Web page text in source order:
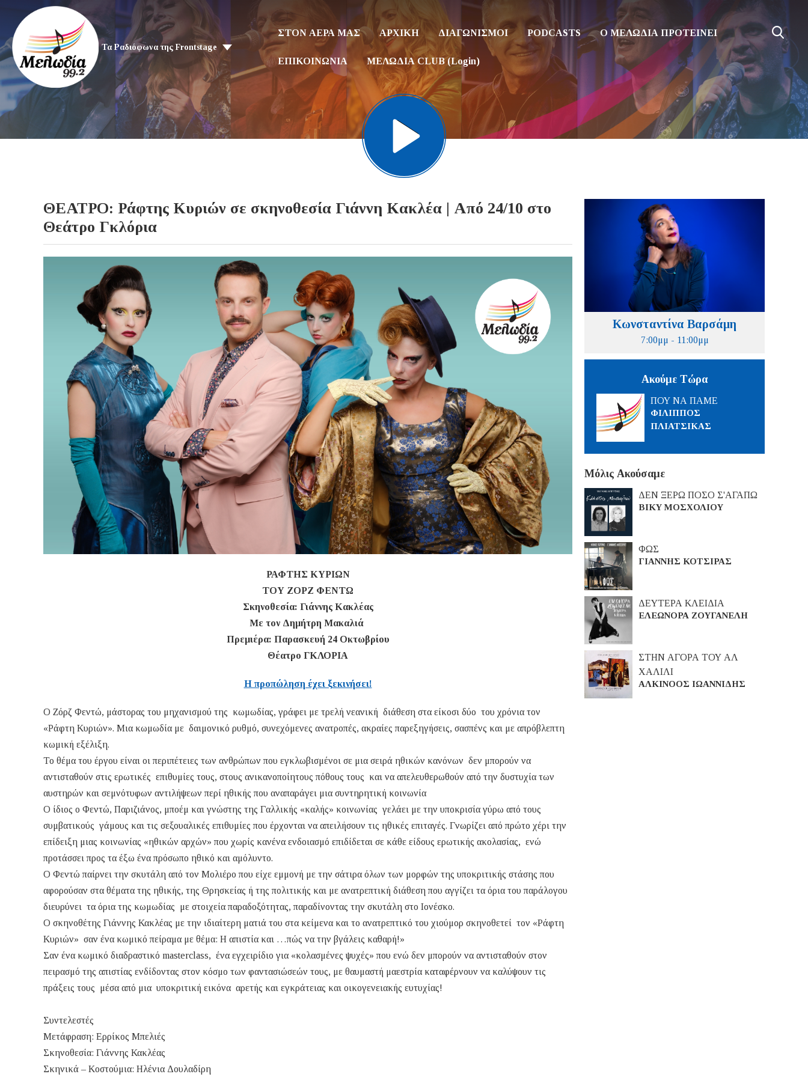
Τα Ραδιόφωνα της Frontstage
ΣΤΟΝ ΑΕΡΑ ΜΑΣ ΑΡΧΙΚΗ ΔΙΑΓΩΝΙΣΜΟΙ PODCASTS Ο ΜΕΛΩΔΙΑ ΠΡΟΤΕΙΝΕΙ
ΕΠΙΚΟΙΝΩΝΙΑ ΜΕΛΩΔΙΑ CLUB (Login)
ΘΕΑΤΡΟ: Ράφτης Κυριών σε σκηνοθεσία Γιάννη Κακλέα | Από 24/10 στο
Θεάτρο Γκλόρια
ΡΑΦΤΗΣ ΚΥΡΙΩΝ
ΤΟΥ ΖΟΡΖ ΦΕΝΤΩ
Σκηνοθεσία: Γιάννης Κακλέας
Με τον Δημήτρη Μακαλιά
Πρεμιέρα: Παρασκευή 24 Οκτωβρίου
Θέατρο ΓΚΛΟΡΙΑ
H προπώληση έχει ξεκινήσει!
Ο Ζόρζ Φεντώ, μάστορας του μηχανισμού της κωμωδίας, γράφει με τρελή νεανική διάθεση στα είκοσι δύο του χρόνια τον
«Ράφτη Κυριών». Μια κωμωδία με δαιμονικό ρυθμό, συνεχόμενες ανατροπές, ακραίες παρεξηγήσεις, σασπένς και με απρόβλεπτη
κωμική εξέλιξη.
Το θέμα του έργου είναι οι περιπέτειες των ανθρώπων που εγκλωβισμένοι σε μια σειρά ηθικών κανόνων δεν μπορούν να
αντισταθούν στις ερωτικές επιθυμίες τους, στους ανικανοποίητους πόθους τους και να απελευθερωθούν από την δυστυχία των
αυστηρών και σεμνότυφων αντιλήψεων περί ηθικής που αναπαράγει μια συντηρητική κοινωνία
Ο ίδιος ο Φεντώ, Παριζιάνος, μποέμ και γνώστης της Γαλλικής «καλής» κοινωνίας γελάει με την υποκρισία γύρω από τους
συμβατικούς γάμους και τις σεξουαλικές επιθυμίες που έρχονται να απειλήσουν τις ηθικές επιταγές. Γνωρίζει από πρώτο χέρι την
επίδειξη μιας κοινωνίας «ηθικών αρχών» που χωρίς κανένα ενδοιασμό επιδίδεται σε κάθε είδους ερωτικής ακολασίας, ενώ
προτάσσει προς τα έξω ένα πρόσωπο ηθικό και αμόλυντο.
Ο Φεντώ παίρνει την σκυτάλη από τον Μολιέρο που είχε εμμονή με την σάτιρα όλων των μορφών της υποκριτικής στάσης που
αφορούσαν στα θέματα της ηθικής, της Θρησκείας ή της πολιτικής και με ανατρεπτική διάθεση που αγγίζει τα όρια του παράλογου
διευρύνει τα όρια της κωμωδίας με στοιχεία παραδοξότητας, παραδίνοντας την σκυτάλη στο Ιονέσκο.
Ο σκηνοθέτης Γιάννης Κακλέας με την ιδιαίτερη ματιά του στα κείμενα και το ανατρεπτικό του χιούμορ σκηνοθετεί τον «Ράφτη
Κυριών» σαν ένα κωμικό πείραμα με θέμα: Η απιστία και …πώς να την βγάλεις καθαρή!»
Σαν ένα κωμικό διαδραστικό masterclass, ένα εγχειρίδιο για «κολασμένες ψυχές» που ενώ δεν μπορούν να αντισταθούν στον
πειρασμό της απιστίας ενδίδοντας στον κόσμο των φαντασιώσεών τους, με θαυμαστή μαεστρία καταφέρνουν να καλύψουν τις
πράξεις τους μέσα από μια υποκριτική εικόνα αρετής και εγκράτειας και οικογενειακής ευτυχίας!
Συντελεστές
Μετάφραση: Ερρίκος Μπελιές
Σκηνοθεσία: Γιάννης Κακλέας
Σκηνικά – Κοστούμια: Ηλένια Δουλαδίρη
Κωνσταντίνα Βαρσάμη
7:00μμ - 11:00μμ
Ακούμε Τώρα
ΠΟΥ ΝΑ ΠΑΜΕ
ΦΙΛΙΠΠΟΣ
ΠΛΙΑΤΣΙΚΑΣ
Μόλις Ακούσαμε
ΔΕΝ ΞΕΡΩ ΠΟΣΟ Σ'ΑΓΑΠΩ
ΒΙΚΥ ΜΟΣΧΟΛΙΟΥ
ΦΩΣ
ΓΙΑΝΝΗΣ ΚΟΤΣΙΡΑΣ
ΔΕΥΤΕΡΑ ΚΛΕΙΔΙΑ
ΕΛΕΩΝΟΡΑ ΖΟΥΓΑΝΕΛΗ
ΣΤΗΝ ΑΓΟΡΑ ΤΟΥ ΑΛ
ΧΑΛΙΛΙ
ΑΛΚΙΝΟΟΣ ΙΩΑΝΝΙΔΗΣ